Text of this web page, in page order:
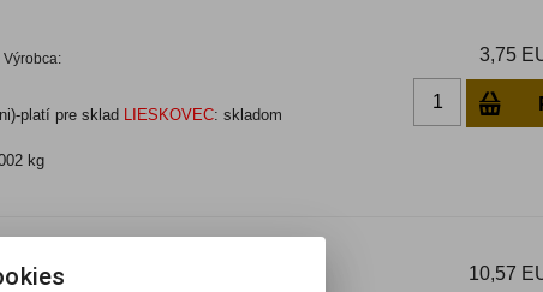
Výrobca:
platí pre sklad LIESKOVEC: skladom
kg
3,75
Výrobca:
10,57